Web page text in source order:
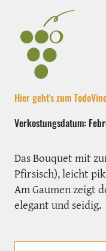
Hier geht's zum
Verkostungsdatum:
Das Bouquet mit
Pfirsisch), leicht
Am Gaumen zeigt
elegant und seidig.